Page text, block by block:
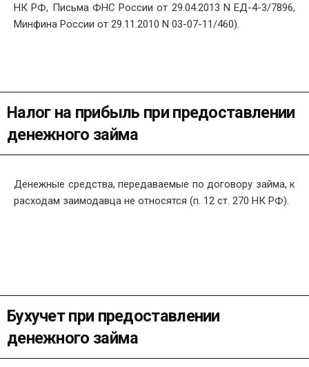
НК РФ, Письма ФНС России от 29.04.2013 N ЕД-4-3/7896,
Минфина России от 29.11.2010 N 03-07-11/460).
Налог на прибыль при предоставлении
денежного займа
Денежные средства, передаваемые по договору займа, к
расходам заимодавца не относятся (п. 12 ст. 270 НК РФ).
Бухучет при предоставлении
денежного займа